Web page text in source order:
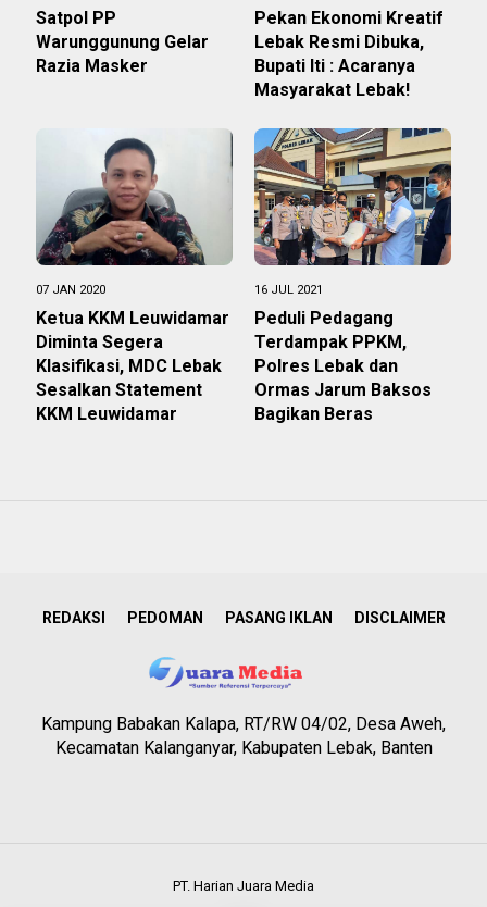
Satpol PP
Warunggunung Gelar
Razia Masker
Pekan Ekonomi Kreatif
Lebak Resmi Dibuka,
Bupati Iti : Acaranya
Masyarakat Lebak!
07 JAN 2020
Ketua KKM Leuwidamar
Diminta Segera
Klasifikasi, MDC Lebak
Sesalkan Statement
KKM Leuwidamar
16 JUL 2021
Peduli Pedagang
Terdampak PPKM,
Polres Lebak dan
Ormas Jarum Baksos
Bagikan Beras
REDAKSI PEDOMAN PASANG IKLAN DISCLAIMER
Kampung Babakan Kalapa, RT/RW 04/02, Desa Aweh,
Kecamatan Kalanganyar, Kabupaten Lebak, Banten
PT. Harian Juara Media